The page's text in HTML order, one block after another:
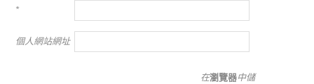
*
個人網站網址
在瀏覽器中儲